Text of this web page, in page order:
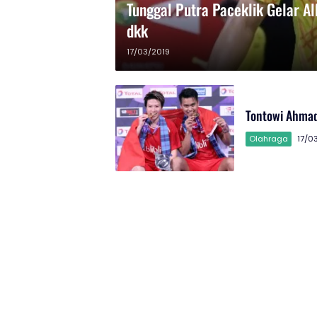
Tunggal Putra Paceklik Gelar
dkk
17/03/2019
Tontowi
Olahraga 17/